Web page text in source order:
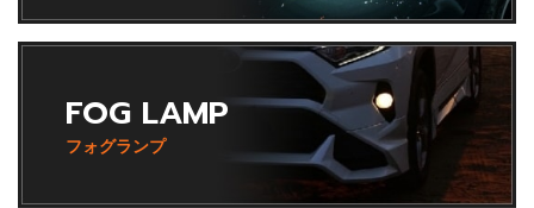
FOG LAMP
フォグランプ